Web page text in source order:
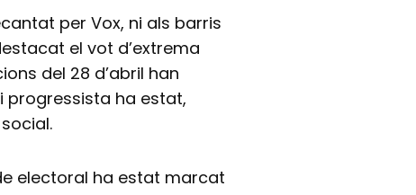
per Vox, ni als barris
el vot d’extrema
del 28 d’abril han
progressista ha estat,
electoral ha estat marcat